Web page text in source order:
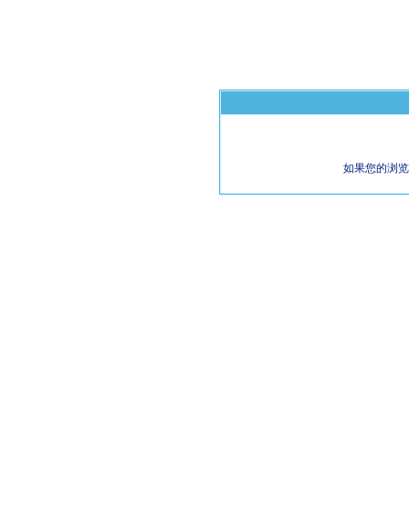
如果您的浏